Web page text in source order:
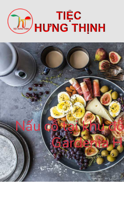
Nấu cỗ tại khu
Gardenia